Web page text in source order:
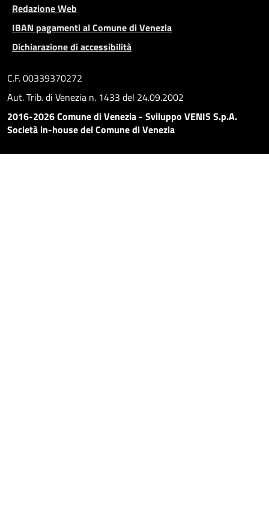
Redazione Web
IBAN pagamenti al Comune di Venezia
Dichiarazione di accessibilità
C.F. 00339370272
Aut. Trib. di Venezia n. 1433 del 24.09.2002
2016-2026 Comune di Venezia - Sviluppo VENIS S.p.A.
Società in-house del Comune di Venezia